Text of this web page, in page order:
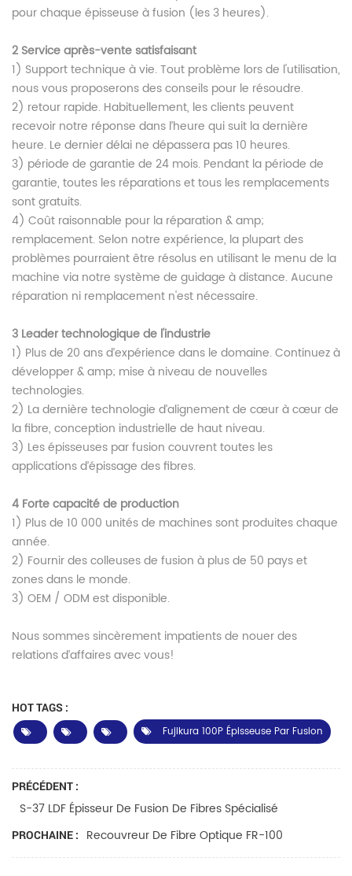
pour chaque épisseuse à fusion (les 3 heures).
2 Service après-vente satisfaisant
1) Support technique à vie. Tout problème lors de l'utilisation,
nous vous proposerons des conseils pour le résoudre.
2) retour rapide. Habituellement, les clients peuvent
recevoir notre réponse dans l’heure qui suit la dernière
heure. Le dernier délai ne dépassera pas 10 heures.
3) période de garantie de 24 mois. Pendant la période de
garantie, toutes les réparations et tous les remplacements
sont gratuits.
4) Coût raisonnable pour la réparation & amp;
remplacement. Selon notre expérience, la plupart des
problèmes pourraient être résolus en utilisant le menu de la
machine via notre système de guidage à distance. Aucune
réparation ni remplacement n'est nécessaire.
3 Leader technologique de l'industrie
1) Plus de 20 ans d’expérience dans le domaine. Continuez à
développer & amp; mise à niveau de nouvelles
technologies.
2) La dernière technologie d’alignement de cœur à cœur de
la fibre, conception industrielle de haut niveau.
3) Les épisseuses par fusion couvrent toutes les
applications d’épissage des fibres.
4 Forte capacité de production
1) Plus de 10 000 unités de machines sont produites chaque
année.
2) Fournir des colleuses de fusion à plus de 50 pays et
zones dans le monde.
3) OEM / ODM est disponible.
Nous sommes sincèrement impatients de nouer des
relations d’affaires avec vous!
HOT TAGS :
Fujikura 100P Épisseuse Par Fusion
PRÉCÉDENT :
S-37 LDF Épisseur De Fusion De Fibres Spécialisé
PROCHAINE : Recouvreur De Fibre Optique FR-100